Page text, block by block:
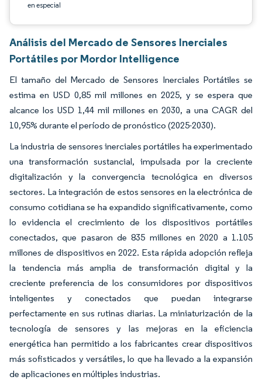
en especial
Análisis del Mercado de Sensores Inerciales
Portátiles por Mordor Intelligence
El tamaño del Mercado de Sensores Inerciales Portátiles se
estima en USD 0,85 mil millones en 2025, y se espera que
alcance los USD 1,44 mil millones en 2030, a una CAGR del
10,95% durante el período de pronóstico (2025-2030).
La industria de sensores inerciales portátiles ha experimentado
una transformación sustancial, impulsada por la creciente
digitalización y la convergencia tecnológica en diversos
sectores. La integración de estos sensores en la electrónica de
consumo cotidiana se ha expandido significativamente, como
lo evidencia el crecimiento de los dispositivos portátiles
conectados, que pasaron de 835 millones en 2020 a 1.105
millones de dispositivos en 2022. Esta rápida adopción refleja
la tendencia más amplia de transformación digital y la
creciente preferencia de los consumidores por dispositivos
inteligentes y conectados que puedan integrarse
perfectamente en sus rutinas diarias. La miniaturización de la
tecnología de sensores y las mejoras en la eficiencia
energética han permitido a los fabricantes crear dispositivos
más sofisticados y versátiles, lo que ha llevado a la expansión
de aplicaciones en múltiples industrias.